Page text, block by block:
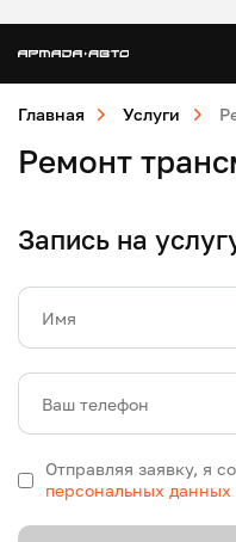
Главная Услуги
Ремонт
Запись на
Имя
Ваш телефон
Отправляя заявку, я
персональных данных